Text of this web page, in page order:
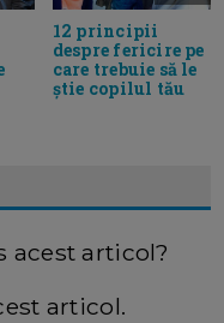
12 principii
despre fericire pe
care trebuie să le
știe copilul tău
acest articol?
articol.